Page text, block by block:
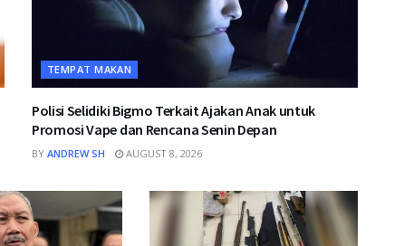
TEMPAT MAKAN
Polisi Selidiki Bigmo Terkait Ajakan Anak untuk
Promosi Vape dan Rencana Senin Depan
BY ANDREW SH AUGUST 8, 2026